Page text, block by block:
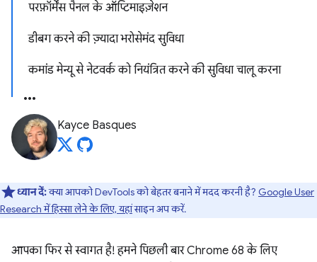
परफ़ॉर्मेंस पैनल के ऑप्टिमाइज़ेशन
डीबग करने की ज़्यादा भरोसेमंद सुविधा
कमांड मेन्यू से नेटवर्क को नियंत्रित करने की सुविधा चालू करना
Kayce Basques
ध्यान दें:क्या आपको DevTools को बेहतर बनाने में मदद करनी है? Google User
Research में हिस्सा लेने के लिए, यहांसाइन अप करें.
आपका फिर से स्वागत है! हमने पिछली बार Chrome 68 के लिए